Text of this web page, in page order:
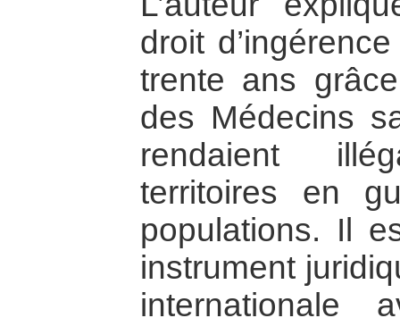
droit
trente ans
des Médecins
rendaient
territoires en
populations. Il
instrument
internationale